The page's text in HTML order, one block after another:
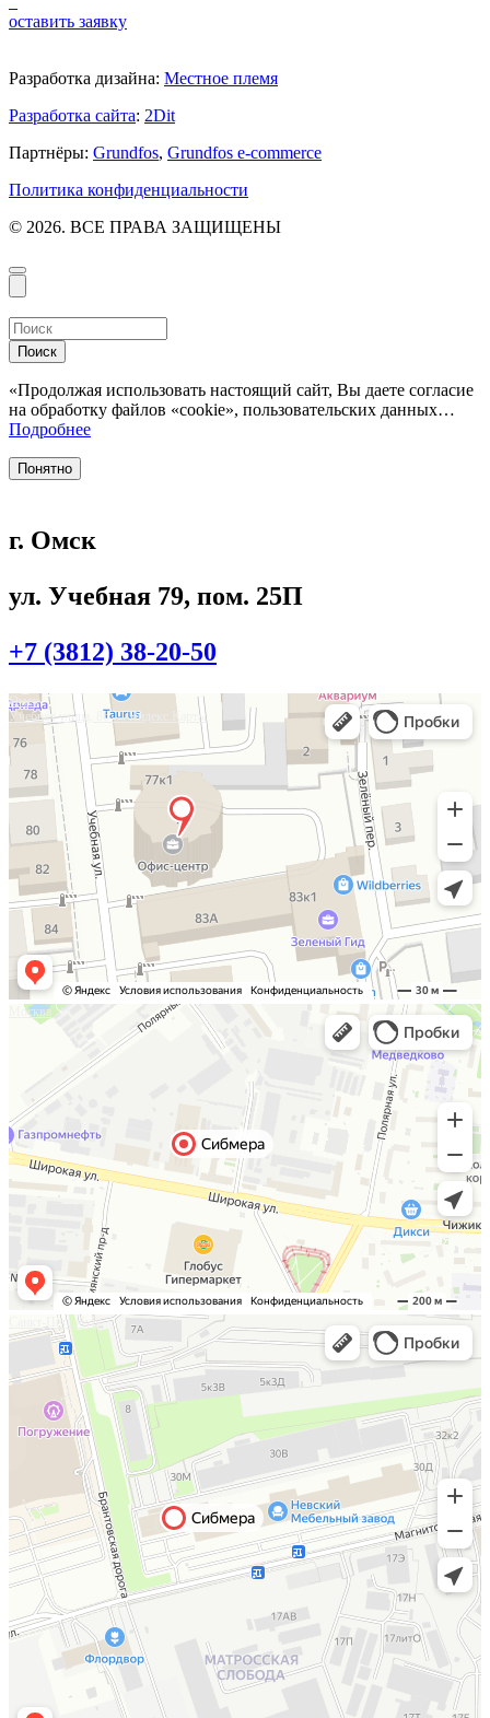
оставить заявку
Разработка дизайна: Местное племя
Разработка сайта: 2Dit
Партнёры: Grundfos, Grundfos e-commerce
Политика конфиденциальности
© 2026. ВСЕ ПРАВА ЗАЩИЩЕНЫ
Поиск
«Продолжая использовать настоящий сайт, Вы даете согласие
на обработку файлов «cookie», пользовательских данных…
Подробнее
Понятно
г. Омск
ул. Учебная 79, пом. 25П
+7 (3812) 38-20-50
Омск
Учебная улица, 86 — Яндекс.Карты
Москва
Санкт-Петербург